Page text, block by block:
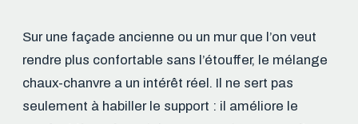
Sur une façade ancienne ou un mur que l’on veut
rendre plus confortable sans l’étouffer, le mélange
chaux-chanvre a un intérêt réel. Il ne sert pas
seulement à habiller le support : il améliore le